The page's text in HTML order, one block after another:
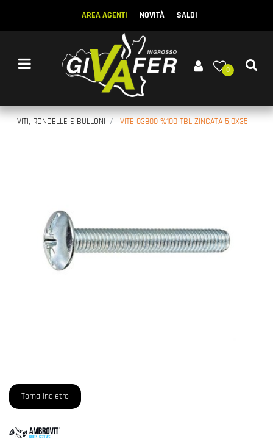
AREA AGENTI NOVITÀ SALDI
Open menu
0
VITI, RONDELLE E BULLONI VITE 03800 %100 TBL ZINCATA 5,0X35
Torna Indietro